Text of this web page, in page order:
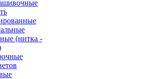
(нитка -